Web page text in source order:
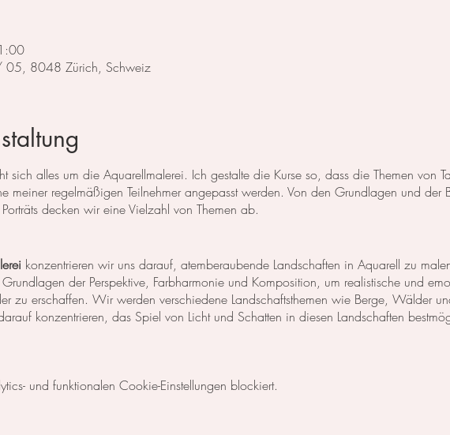
05, 8048 Zürich, Schweiz
sich alles um die Aquarellmalerei. Ich gestalte die Kurse so, dass die Themen von
meiner regelmäßigen Teilnehmer angepasst werden. Von den Grundlagen und der
decken wir eine Vielzahl von Themen ab.
konzentrieren wir uns darauf, atemberaubende Landschaften in Aquarell zu
der Perspektive, Farbharmonie und Komposition, um realistische und
zu erschaffen. Wir werden verschiedene Landschaftsthemen wie Berge, Wälder
konzentrieren, das Spiel von Licht und Schatten in diesen Landschaften
um die Details der Blüten und Blätter so realistisch wie möglich darzustellen.
und funktionalen Cookie-Einstellungen blockiert.